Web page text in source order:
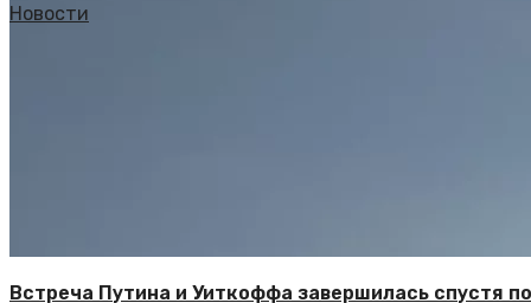
Новости
Встреча Путина и Уиткоффа завершилась спустя